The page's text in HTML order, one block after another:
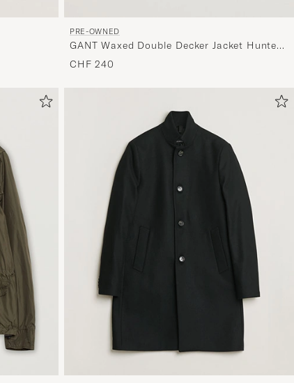
PRE-OWNED
GANT Waxed Double Decker Jacket Hunter
Green XL
CHF 240